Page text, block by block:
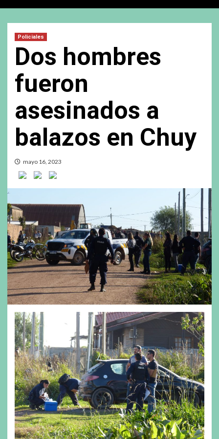
Policiales
Dos hombres
fueron
asesinados a
balazos en Chuy
mayo 16, 2023